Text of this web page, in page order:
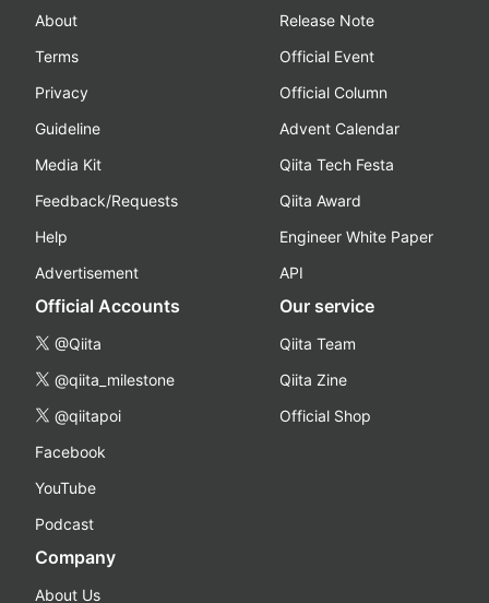
About
Terms
Privacy
Guideline
Media Kit
Feedback/Requests
Help
Advertisement
Release Note
Official Event
Official Column
Advent Calendar
Qiita Tech Festa
Qiita Award
Engineer White Paper
API
Official Accounts
@Qiita
@qiita_milestone
@qiitapoi
Facebook
YouTube
Podcast
Our service
Qiita Team
Qiita Zine
Official Shop
Company
About Us